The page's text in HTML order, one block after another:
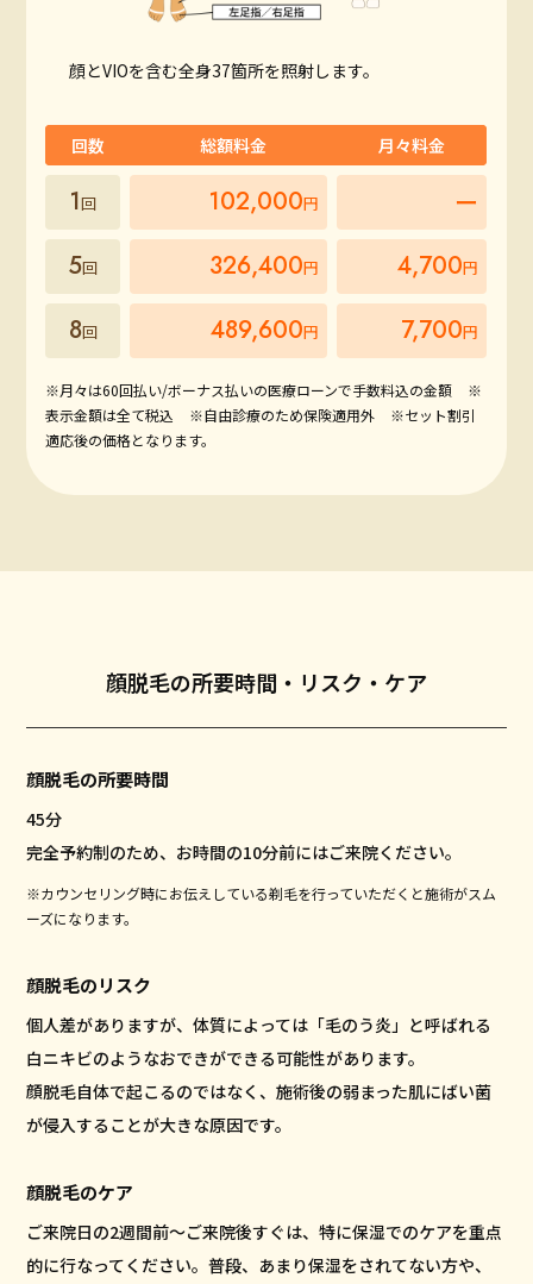
顔とVIOを含む全身37箇所を照射します。
回数 総額料金 月々料金
1回 102,000円
ー
5回 326,400円 4,700円
8回 489,600円 7,700円
※月々は60回払い/ボーナス払いの医療ローンで手数料込の金額
※
表示金額は全て税込
※自由診療のため保険適用外
※セット割引
適応後の価格となります。
顔脱毛の所要時間・リスク・ケア
顔脱毛の所要時間
45分
完全予約制のため、お時間の10分前にはご来院ください。
※カウンセリング時にお伝えしている剃毛を行っていただくと施術がスム
ーズになります。
顔脱毛のリスク
個人差がありますが、体質によっては「毛のう炎」と呼ばれる
白ニキビのようなおできができる可能性があります。
顔脱毛自体で起こるのではなく、施術後の弱まった肌にばい菌
が侵入することが大きな原因です。
顔脱毛のケア
ご来院日の2週間前〜ご来院後すぐは、特に保湿でのケアを重点
的に行なってください。普段、あまり保湿をされてない方や、